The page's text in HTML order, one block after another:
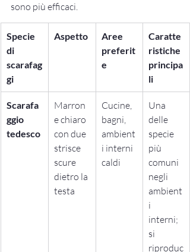
sono più efficaci.
Specie
di
scarafag
gi
Aspetto
Aree
preferit
e
Caratte
ristiche
principa
li
Scarafa
ggio
tedesco
Marron
e chiaro
con due
strisce
scure
dietro la
testa
Cucine,
bagni,
ambient
i interni
caldi
Una
delle
specie
più
comuni
negli
ambient
i
interni;
si
riproduc